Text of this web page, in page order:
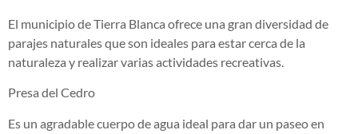
El municipio de Tierra Blanca ofrece una gran diversidad de
parajes naturales que son ideales para estar cerca de la
naturaleza y realizar varias actividades recreativas.
Presa del Cedro
Es un agradable cuerpo de agua ideal para dar un paseo en